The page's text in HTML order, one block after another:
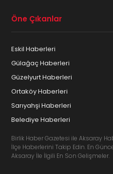
Öne Çıkanlar
Eskil Haberleri
Gülağaç Haberleri
Güzelyurt Haberleri
Ortaköy Haberleri
Sarıyahşi Haberleri
Belediye Haberleri
Birlik Haber Gazetesi ile Aksaray
İlçe Haberlerini Takip Edin. En
Aksaray İle İlgili En Son Gelişmeler.